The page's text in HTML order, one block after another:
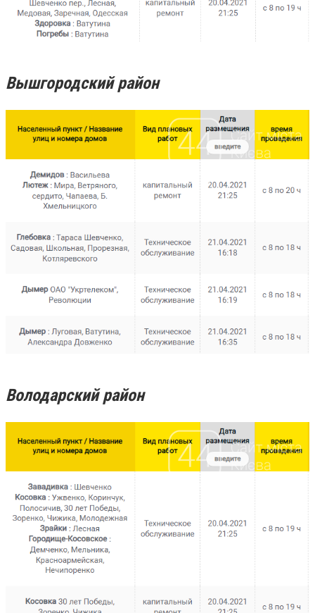
Вышгородский район
Володарский район